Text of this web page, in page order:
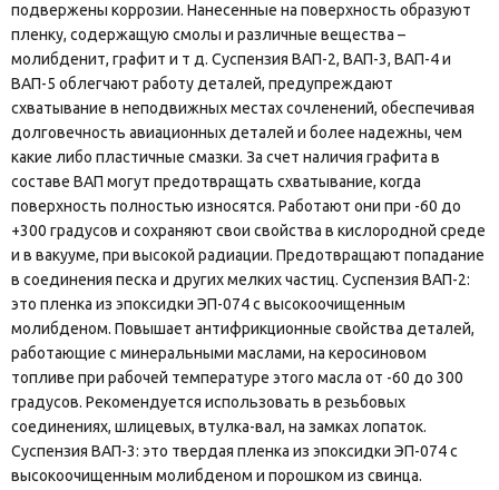
подвержены коррозии. Нанесенные на поверхность образуют
пленку, содержащую смолы и различные вещества –
молибденит, графит и т д. Суспензия ВАП-2, ВАП-3, ВАП-4 и
ВАП-5 облегчают работу деталей, предупреждают
схватывание в неподвижных местах сочленений, обеспечивая
долговечность авиационных деталей и более надежны, чем
какие либо пластичные смазки. За счет наличия графита в
составе ВАП могут предотвращать схватывание, когда
поверхность полностью износятся. Работают они при -60 до
+300 градусов и сохраняют свои свойства в кислородной среде
и в вакууме, при высокой радиации. Предотвращают попадание
в соединения песка и других мелких частиц. Суспензия ВАП-2:
это пленка из эпоксидки ЭП-074 с высокоочищенным
молибденом. Повышает антифрикционные свойства деталей,
работающие с минеральными маслами, на керосиновом
топливе при рабочей температуре этого масла от -60 до 300
градусов. Рекомендуется использовать в резьбовых
соединениях, шлицевых, втулка-вал, на замках лопаток.
Суспензия ВАП-3: это твердая пленка из эпоксидки ЭП-074 с
высокоочищенным молибденом и порошком из свинца.